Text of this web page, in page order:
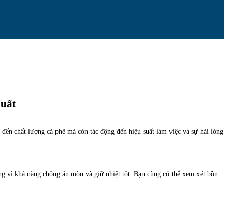
chất lượng cà phê mà còn tác động đến hiệu suất làm việc và sự hài lòng
vì khả năng chống ăn mòn và giữ nhiệt tốt. Bạn cũng có thể xem xét bồn